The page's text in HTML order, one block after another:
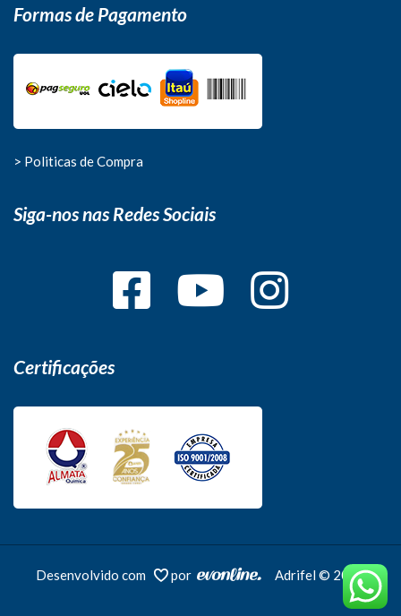
Formas de Pagamento
> Politicas de Compra
Siga-nos nas Redes Sociais
Certificações
Desenvolvido com por Adrifel © 2026